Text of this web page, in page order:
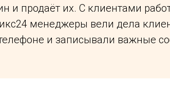
и продаёт их. С клиентами
менеджеры вели дела
и записывали важные